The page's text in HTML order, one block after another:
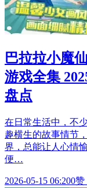
巴拉拉小魔
游戏全集
盘点
在日常生活中，不
趣横生的故事情节
界，总能让人心情
便…
2026-05-15 06:200赞